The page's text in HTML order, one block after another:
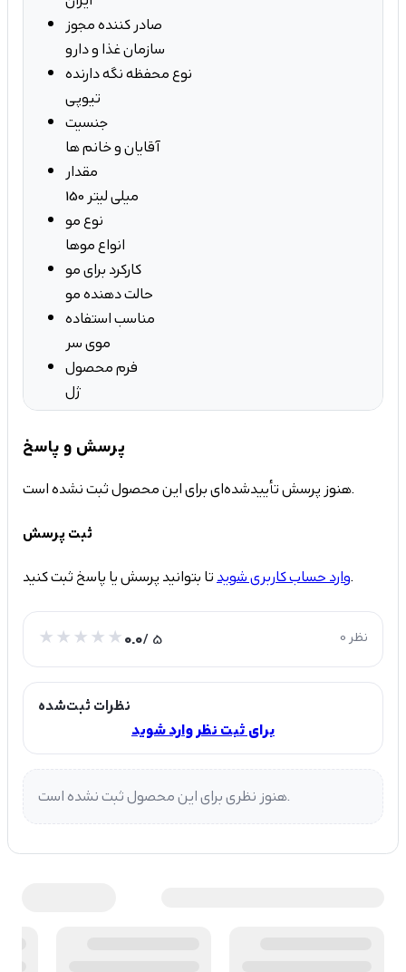
صادر کننده مجوز
سازمان غذا و دارو
نوع محفظه نگه دارنده
تیوپی
جنسیت
آقایان و خانم ها
مقدار
150 میلی لیتر
نوع مو
انواع موها
کارکرد برای مو
حالت دهنده مو
مناسب استفاده
موی سر
فرم محصول
ژل
پرسش و پاسخ
هنوز پرسش تأییدشده‌ای برای این محصول ثبت نشده است.
ثبت پرسش
وارد حساب کاربری شویدتا بتوانید پرسش یا پاسخ ثبت کنید.
0.0/ 5 0 نظر
نظرات ثبت‌شده
برای ثبت نظر وارد شوید
هنوز نظری برای این محصول ثبت نشده است.